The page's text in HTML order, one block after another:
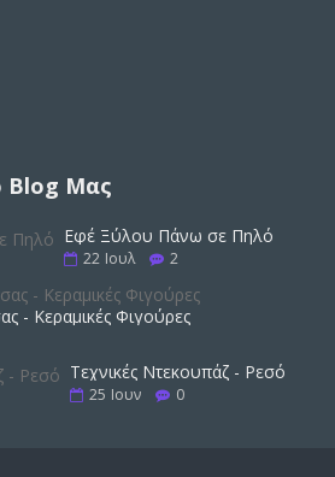
Blog Μας
Εφέ Ξύλου Πάνω σε Πηλό
22 Ιουλ 2
- Κεραμικές Φιγούρες
Τεχνικές Ντεκουπάζ - Ρεσό
25 Ιουν 0